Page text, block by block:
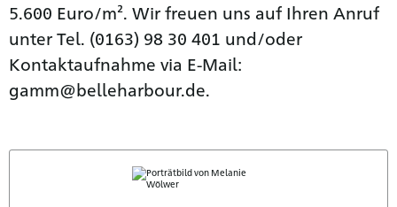
5.600 Euro/m². Wir freuen uns auf Ihren Anruf
unter Tel. (0163) 98 30 401 und/oder
Kontaktaufnahme via E-Mail:
gamm@belleharbour.de.